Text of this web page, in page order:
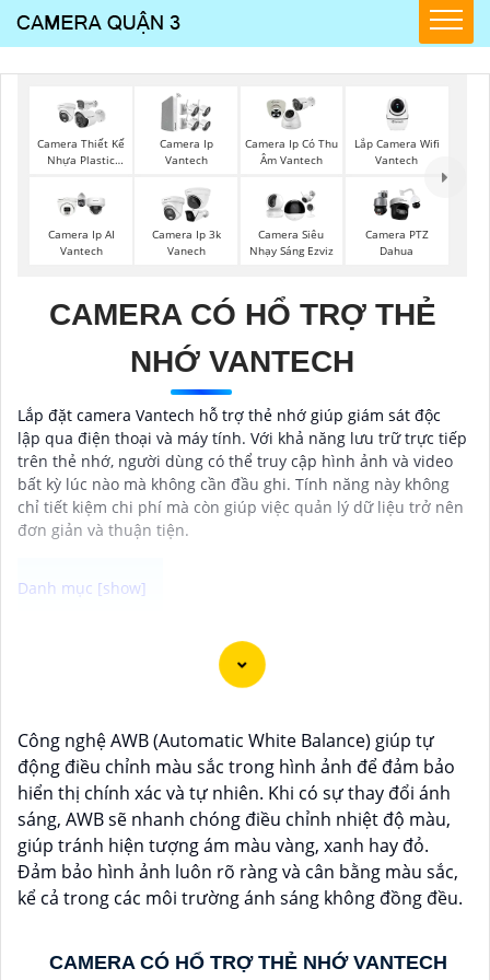
Camera Thiết Kế
Nhựa Plastic
Camera Ip
Vantech
Camera Ip Có Thu
Âm Vantech
Lắp Camera Wifi
Vantech
Camera Ip AI
Vantech
Camera Ip 3k
Vanech
Camera Siêu
Nhạy Sáng Ezviz
Camera PTZ
Dahua
CAMERA CÓ HỔ TRỢ THẺ
NHỚ VANTECH
Lắp đặt camera Vantech hỗ trợ thẻ nhớ giúp giám sát độc
lập qua điện thoại và máy tính. Với khả năng lưu trữ trực tiếp
trên thẻ nhớ, người dùng có thể truy cập hình ảnh và video
bất kỳ lúc nào mà không cần đầu ghi. Tính năng này không
chỉ tiết kiệm chi phí mà còn giúp việc quản lý dữ liệu trở nên
đơn giản và thuận tiện.
Camera Vantech là một thương hiệu camera an ninh
hàng đầu tại Việt Nam, chúng được thiết kế với công
hoặc doanh nghiệp của bạn.
Vantech Việt Nam cung cấp các dòng sản phẩm
camera giám sát chất lượng cao như camera IP,
camera HD-TVI, camera AHD, camera wifi, camera
thông minh, và nhiều hơn nữa. Các sản phẩm của
Vantech được sản xuất theo tiêu chuẩn chất lượng
cao, đáng tin cậy và dễ sử dụng.
tốt và hỗ trợ khách hàng chu đáo. Đội ngũ nhân viên
Công nghệ AWB (Automatic White Balance) giúp tự
động điều chỉnh màu sắc trong hình ảnh để đảm bảo
hiển thị chính xác và tự nhiên. Khi có sự thay đổi ánh
sáng, AWB sẽ nhanh chóng điều chỉnh nhiệt độ màu,
giúp tránh hiện tượng ám màu vàng, xanh hay đỏ.
Đảm bảo hình ảnh luôn rõ ràng và cân bằng màu sắc,
kể cả trong các môi trường ánh sáng không đồng đều.
CAMERA CÓ HỔ TRỢ THẺ NHỚ VANTECH